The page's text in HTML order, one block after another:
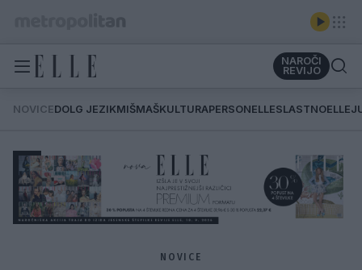
NAROČI
REVIJO
NOVICEDOLG JEZIKMIŠMAŠKULTURAPERSONELLESLASTNO
NOVICE